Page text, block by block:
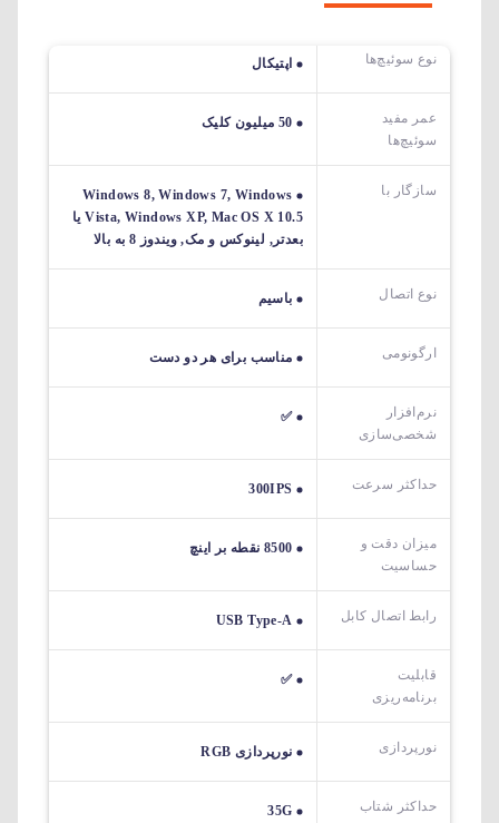
نوع سوئیچ‌ها اپتیکال
عمر مفید
سوئیچ‌ها
50 میلیون کلیک
سازگار با
Windows 8, Windows 7, Windows
Vista, Windows XP, Mac OS X 10.5 یا
بعدتر, لینوکس و مک, ویندوز 8 به بالا
نوع اتصال باسیم
ارگونومی مناسب برای هر دو دست
نرم‌افزار
شخصی‌سازی
✅
حداکثر سرعت 300IPS
میزان دقت و
حساسیت
8500 نقطه بر اینچ
رابط اتصال کابل USB Type-A
قابلیت
برنامه‌ریزی
✅
نورپردازی نورپردازی RGB
حداکثر شتاب 35G